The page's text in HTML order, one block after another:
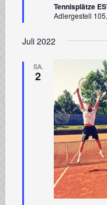
Tennisplätze
Adlergestell
Juli 2022
SA.
2